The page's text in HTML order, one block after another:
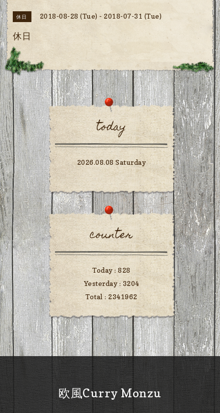
休日 2018-08-28 (Tue) - 2018-07-31 (Tue)
休日
today
2026.08.08 Saturday
counter
Today :828
Yesterday : 3204
Total : 2341962
欧風Curry Monzu